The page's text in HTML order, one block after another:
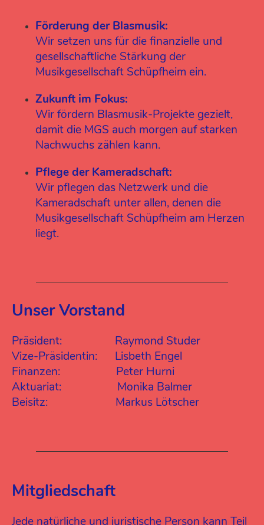
Förderung der Blasmusik:
Wir setzen uns für die finanzielle und
gesellschaftliche Stärkung der
Musikgesellschaft Schüpfheim ein.
Zukunft im Fokus:
Wir fördern Blasmusik-Projekte gezielt,
damit die MGS auch morgen auf starken
Nachwuchs zählen kann.
Pflege der Kameradschaft:
Wir pflegen das Netzwerk und die
Kameradschaft unter allen, denen die
Musikgesellschaft Schüpfheim am Herzen
liegt.
Unser Vorstand
Präsident: Raymond Studer
Vize-Präsidentin: Lisbeth Engel
Finanzen: Peter Hurni
Aktuariat: Monika Balmer
Beisitz: Markus Lötscher
Mitgliedschaft
Jede natürliche und juristische Person kann Teil